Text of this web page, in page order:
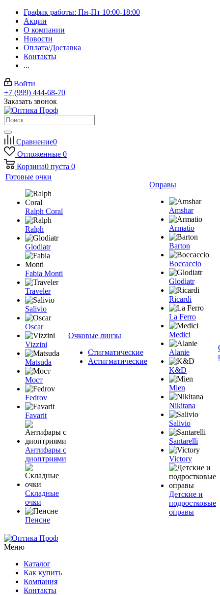
График работы: Пн-Пт 10:00-18:00
Акции
О компании
Новости
Оплата/Доставка
Контакты
...
Войти
+7 (999) 444-68-70
Заказать звонок
Сравнение0
Отложенные 0
Корзина0 пуста 0
Готовые очки
Ralph Coral
Ralph
Glodiatr
Fabia Monti
Traveler
Salivio
Oscar
Vizzini
Matsuda
Мост
Fedrov
Favarit
Антифары с
диоптриями
Складные
очки
Пенсне
Очковые линзы
Стигматические
Астигматические
Оправы
Amshar
Armatio
Barton
Boccaccio
Glodiatr
Ricardi
La Ferro
Medici
Alanie
K&D
Mien
Nikitana
Salivio
Santarelli
Victory
Детские и
подростковые
оправы
Меню
Каталог
Как купить
Компания
Контакты